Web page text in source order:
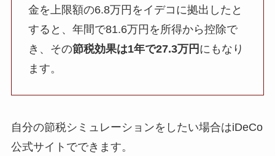
金を上限額の6.8万円をイデコに拠出したと
すると、年間で81.6万円を所得から控除で
き、その節税効果は1年で27.3万円 にもなり
ます。
自分の節税シミュレーションをしたい場合はiDeCo
公式サイトでできます。